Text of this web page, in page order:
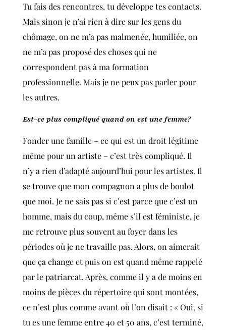
Tu fais des rencontres, tu développe tes contacts.
Mais sinon je n’ai rien à dire sur les gens du
chômage, on ne m’a pas malmenée, humiliée, on
ne m’a pas proposé des choses qui ne
correspondent pas à ma formation
professionnelle. Mais je ne peux pas parler pour
les autres.
Est-ce plus compliqué quand on est une femme?
Fonder une famille – ce qui est un droit légitime
même pour un artiste – c’est très compliqué. Il
n’y a rien d’adapté aujourd’hui pour les artistes. Il
se trouve que mon compagnon a plus de boulot
que moi. Je ne sais pas si c’est parce que c’est un
homme, mais du coup, même s’il est féministe, je
me retrouve plus souvent au foyer dans les
périodes où je ne travaille pas. Alors, on aimerait
que ça change et puis on est quand même rappelé
par le patriarcat. Après, comme il y a de moins en
moins de pièces du répertoire qui sont montées,
ce n’est plus comme avant où l’on disait : « Oui, si
tu es une femme entre 40 et 50 ans, c’est terminé,